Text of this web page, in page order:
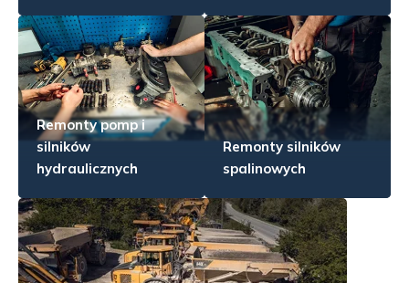
Remonty pomp i
silników
hydraulicznych
Remonty silników
spalinowych